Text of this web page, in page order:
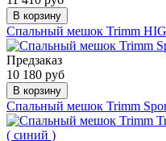
В корзину
Спальный мешок Trimm
Предзаказ
10 180 руб
В корзину
Спальный мешок Trimm